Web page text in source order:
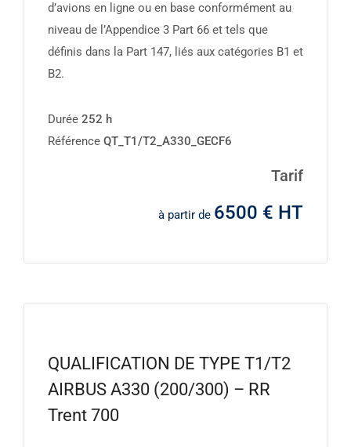
d’avions en ligne ou en base conformément au
niveau de l’Appendice 3 Part 66 et tels que
définis dans la Part 147, liés aux catégories B1 et
B2.
Durée 252 h
Référence QT_T1/T2_A330_GECF6
Tarif
à partir de 6500 € HT
QUALIFICATION DE TYPE T1/T2
AIRBUS A330 (200/300) – RR
Trent 700